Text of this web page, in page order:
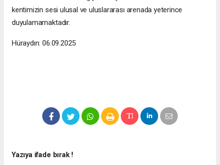
kentimizin sesi ulusal ve uluslararası arenada yeterince
duyulamamaktadır.
Hüraydın: 06.09.2025
Yazıya ifade bırak !